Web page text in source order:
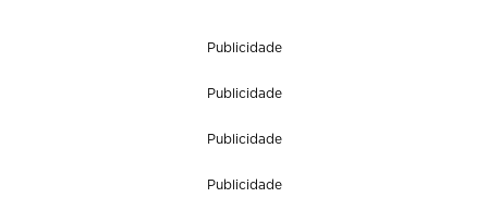
Publicidade
Publicidade
Publicidade
Publicidade